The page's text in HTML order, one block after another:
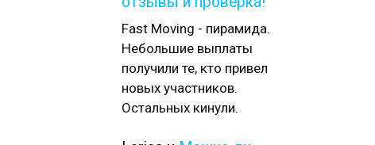
Fast Moving - пирамида.
Небольшие выплаты
получили те, кто привел
новых участников.
Остальных кинули.